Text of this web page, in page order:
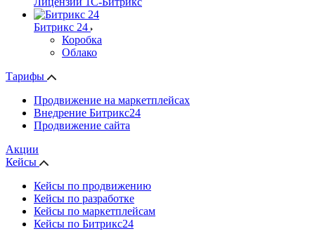
Битрикс 24
Коробка
Облако
Тарифы
Продвижение на маркетплейсах
Внедрение Битрикс24
Продвижение сайта
Акции
Кейсы
Кейсы по продвижению
Кейсы по разработке
Кейсы по маркетплейсам
Кейсы по Битрикс24